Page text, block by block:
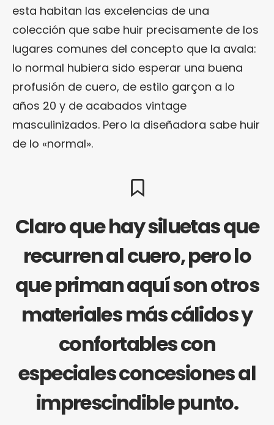
esta habitan las excelencias de una
colección que sabe huir precisamente de los
lugares comunes del concepto que la avala:
lo normal hubiera sido esperar una buena
profusión de cuero, de estilo garçon a lo
años 20 y de acabados vintage
masculinizados. Pero la diseñadora sabe huir
de lo «normal».
Claro que hay siluetas que
recurren al cuero, pero lo
que priman aquí son otros
materiales más cálidos y
confortables con
especiales concesiones al
imprescindible punto.